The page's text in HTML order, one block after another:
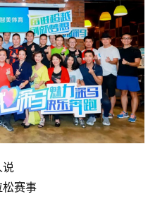
说
赛事